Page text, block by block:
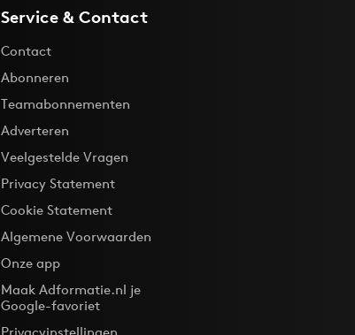
Service & Contact
Contact
Abonneren
Teamabonnementen
Adverteren
Veelgestelde Vragen
Privacy Statement
Cookie Statement
Algemene Voorwaarden
Onze app
Maak Adformatie.nl je
Google-favoriet